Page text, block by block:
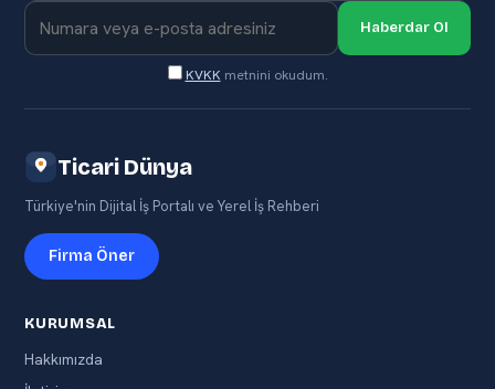
Haberdar Ol
KVKK metnini okudum.
Ticari Dünya
Türkiye'nin Dijital İş Portalı ve Yerel İş Rehberi
Firma Öner
KURUMSAL
Hakkımızda